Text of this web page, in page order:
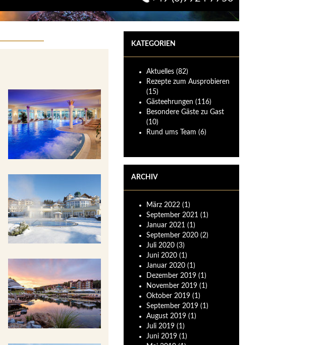
KATEGORIEN
Aktuelles (82)
Rezepte zum Ausprobieren
(15)
Gästeehrungen (116)
Besondere Gäste zu Gast
(10)
Rund ums Team (6)
ARCHIV
März 2022 (1)
September 2021 (1)
Januar 2021 (1)
September 2020 (2)
Juli 2020 (3)
Juni 2020 (1)
Januar 2020 (1)
Dezember 2019 (1)
November 2019 (1)
Oktober 2019 (1)
September 2019 (1)
August 2019 (1)
Juli 2019 (1)
Juni 2019 (1)